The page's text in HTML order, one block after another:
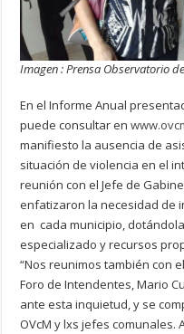
Imagen : Prensa Observatorio
En el Informe Anual
puede consultar en
manifiesto la ausencia de
situación de violencia en el
reunión con el Jefe de
enfatizaron la necesidad de
en cada municipio,
especializado y recursos
“Nos reunimos también con
Foro de Intendentes, Mario
ante esta inquietud, y se
OVcM y lxs jefes comunales.